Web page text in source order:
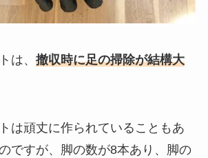
は、 撤収時に足の掃除が結構大
は頑丈に作られていることもあ
ですが、脚の数が8本あり、脚の